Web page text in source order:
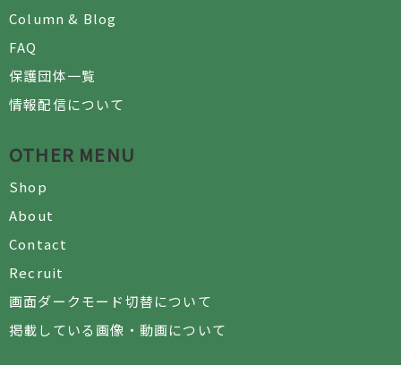
Column & Blog
FAQ
保護団体一覧
情報配信について
OTHER MENU
Shop
About
Contact
Recruit
画面ダークモード切替について
掲載している画像・動画について